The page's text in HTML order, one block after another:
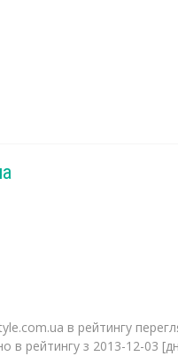
в рейтингу
в рейтингу з 2013-12-03